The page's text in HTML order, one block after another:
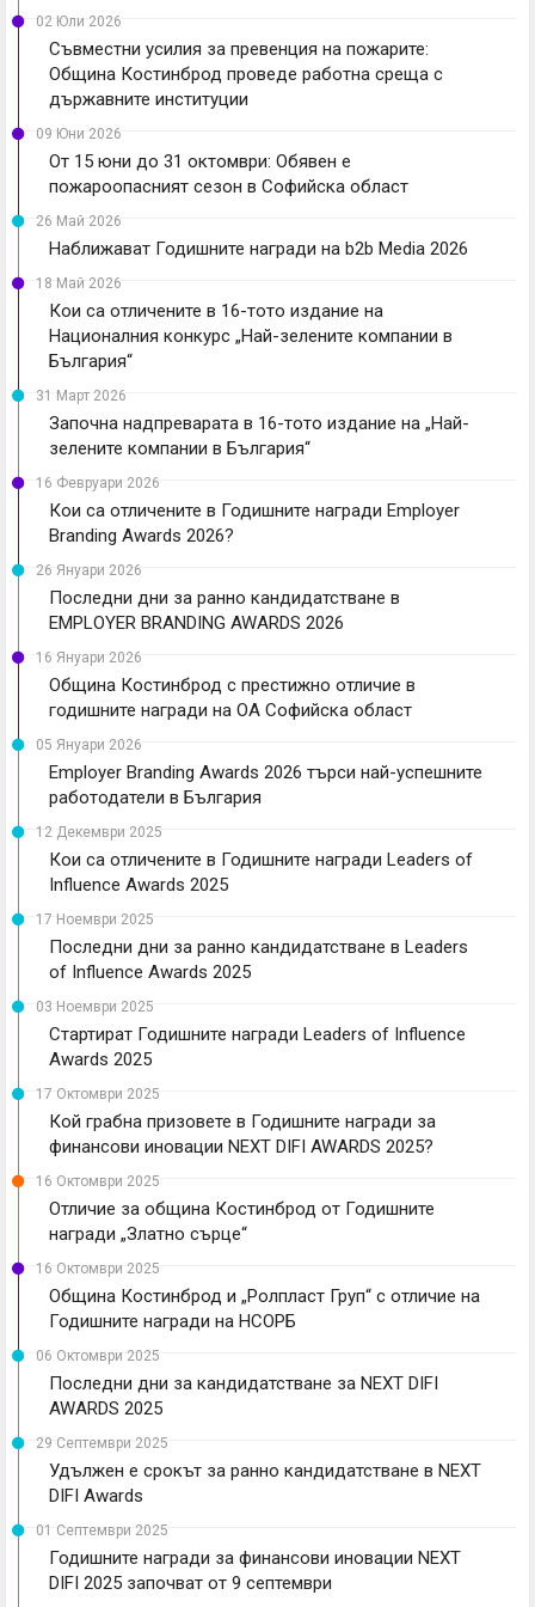
02 Юли 2026
Съвместни усилия за превенция на пожарите:
Община Костинброд проведе работна среща с
държавните институции
09 Юни 2026
От 15 юни до 31 октомври: Обявен е
пожароопасният сезон в Софийска област
26 Май 2026
Наближават Годишните награди на b2b Media 2026
18 Май 2026
Кои са отличените в 16-тото издание на
Националния конкурс „Най-зелените компании в
България“
31 Март 2026
Започна надпреварата в 16-тото издание на „Най-
зелените компании в България“
16 Февруари 2026
Кои са отличените в Годишните награди Employer
Branding Awards 2026?
26 Януари 2026
Последни дни за ранно кандидатстване в
EMPLOYER BRANDING AWARDS 2026
16 Януари 2026
Община Костинброд с престижно отличие в
годишните награди на ОА Софийска област
05 Януари 2026
Employer Branding Awards 2026 търси най-успешните
работодатели в България
12 Декември 2025
Кои са отличените в Годишните награди Leaders of
Influence Awards 2025
17 Ноември 2025
Последни дни за ранно кандидатстване в Leaders
of Influence Awards 2025
03 Ноември 2025
Стартират Годишните награди Leaders of Influence
Awards 2025
17 Октомври 2025
Кой грабна призовете в Годишните награди за
финансови иновации NEXT DIFI AWARDS 2025?
16 Октомври 2025
Отличие за община Костинброд от Годишните
награди „Златно сърце“
16 Октомври 2025
Община Костинброд и „Ролпласт Груп“ с отличие на
Годишните награди на НСОРБ
06 Октомври 2025
Последни дни за кандидатстване за NEXT DIFI
AWARDS 2025
29 Септември 2025
Удължен е срокът за ранно кандидатстване в NEXT
DIFI Awards
01 Септември 2025
Годишните награди за финансови иновации NEXT
DIFI 2025 започват от 9 септември